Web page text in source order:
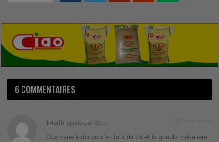
6 COMMENTAIRES
Malinqueue Dit
Ousmane kaba on s’en fout de toi et ta gueule makanera